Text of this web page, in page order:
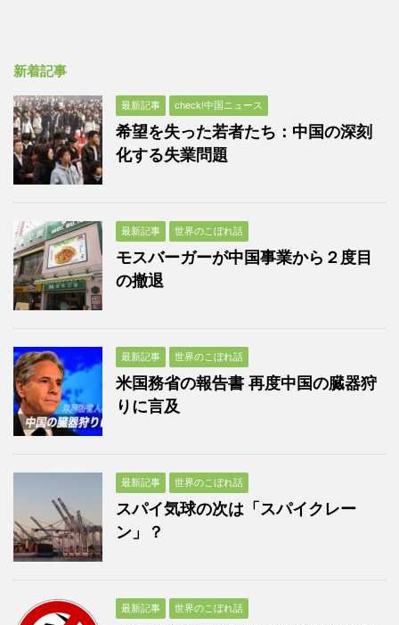
新着記事
最新記事 check!中国ニュース
希望を失った若者たち：中国の深刻
化する失業問題
最新記事 世界のこぼれ話
モスバーガーが中国事業から２度目
の撤退
最新記事 世界のこぼれ話
米国務省の報告書 再度中国の臓器狩
りに言及
最新記事 世界のこぼれ話
スパイ気球の次は「スパイクレー
ン」？
最新記事 世界のこぼれ話